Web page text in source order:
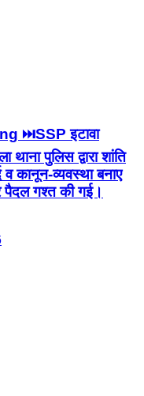
⏭️SSP इटावा
पुलिस द्वारा शांति
व कानून-व्यवस्था बनाए
पैदल गश्त की गई।